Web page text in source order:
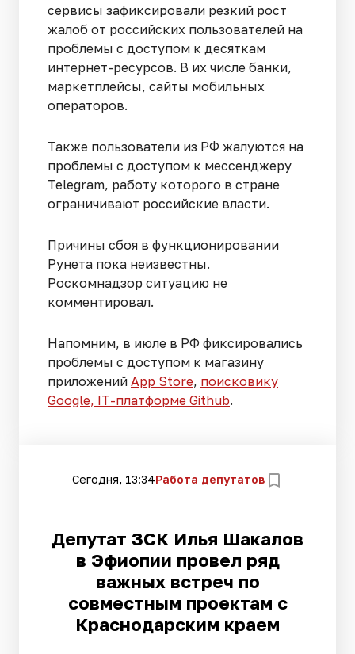
сервисы зафиксировали резкий рост
жалоб от российских пользователей на
проблемы с доступом к десяткам
интернет-ресурсов. В их числе банки,
маркетплейсы, сайты мобильных
операторов.
Также пользователи из РФ жалуются на
проблемы с доступом к мессенджеру
Telegram, работу которого в стране
ограничивают российские власти.
Причины сбоя в функционировании
Рунета пока неизвестны.
Роскомнадзор ситуацию не
комментировал.
Напомним, в июле в РФ фиксировались
проблемы с доступом к магазину
приложений App Store, поисковику
Google, IT-платформе Github.
Сегодня, 13:34Работа депутатов
Депутат ЗСК Илья Шакалов
в Эфиопии провел ряд
важных встреч по
совместным проектам с
Краснодарским краем